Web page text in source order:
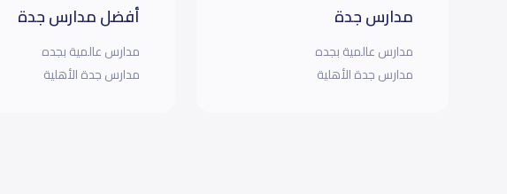
مدارس جدة
مدارس عالمية بجده
مدارس جدة الأهلية
أفضل مدارس جدة
مدارس عالمية بجده
مدارس جدة الأهلية